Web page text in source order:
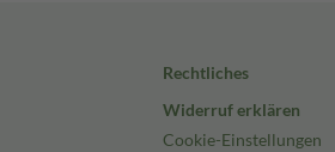
Rechtliches
Widerruf erklären
Cookie-Einstellungen